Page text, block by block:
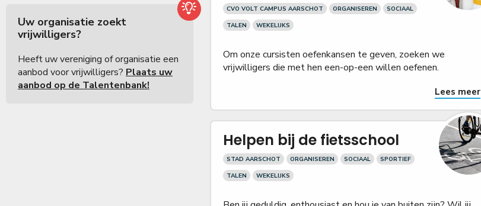
Uw organisatie zoekt
vrijwilligers?
Heeft uw vereniging of organisatie een
aanbod voor vrijwilligers? Plaats uw
aanbod op de Talentenbank!
CVO VOLT CAMPUS AARSCHOT ORGANISEREN
SOCIAAL
TALEN
WEKELIJKS
Om onze cursisten oefenkansen te geven, zoeken we
vrijwilligers die met hen een-op-een willen oefenen.
Lees meer
Helpen bij de fietsschool
STAD AARSCHOT ORGANISEREN SOCIAAL
SPORTIEF
TALEN
WEKELIJKS